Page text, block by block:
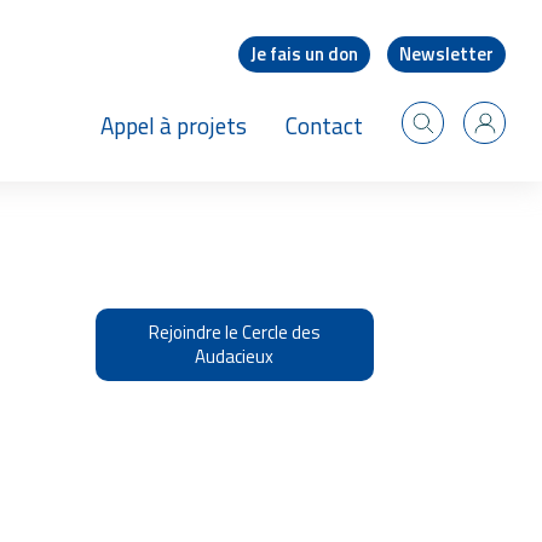
Appel à projets Contact Recherche
Je fais un don Newsletter
Rejoindre le Cercle des
Audacieux